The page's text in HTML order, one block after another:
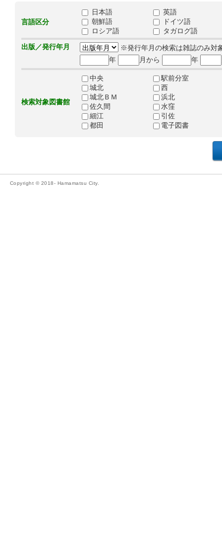
言語区分
日本語
英語
朝鮮語
ドイツ語
ロシア語
タガログ語
出版／発行年月
※発行年月の検索は雑誌のみ対
年
月から 年
検索対象図書館
中央
駅前分室
城北
西
城北ＢＭ
浜北
佐久間
水窪
細江
引佐
都田
電子図書
Copyright © 2018- Hamamatsu City.